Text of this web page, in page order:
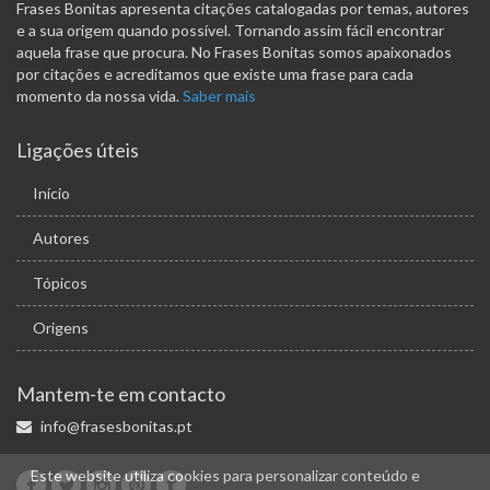
Frases Bonitas apresenta citações catalogadas por temas, autores
e a sua origem quando possível. Tornando assim fácil encontrar
aquela frase que procura. No Frases Bonitas somos apaixonados
por citações e acreditamos que existe uma frase para cada
momento da nossa vida. Saber mais
Ligações úteis
Início
Autores
Tópicos
Origens
Mantem-te em contacto
info@frasesbonitas.pt
Este website utiliza cookies para personalizar conteúdo e